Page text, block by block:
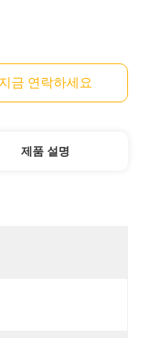
지금 연락하세요
제품 설명